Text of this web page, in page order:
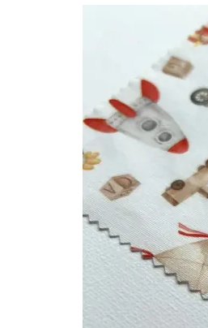
NOT: Farklı ağırlık
Lupine Tekstil'in
Boyalı Nicky
örneğini yaşamaya
kumaş, çok çeşitli
üretilmiştir. Kadifemsi
kendine yer buluyor.
şıklık ve
Modayı işlevsellikle
jogger'lar ve sportif
ya da iç
lüks döşemeler
yaşam alanlarınızı
gibi çeşitli giyim
de zamansız
Boyalı Nicky Kadife